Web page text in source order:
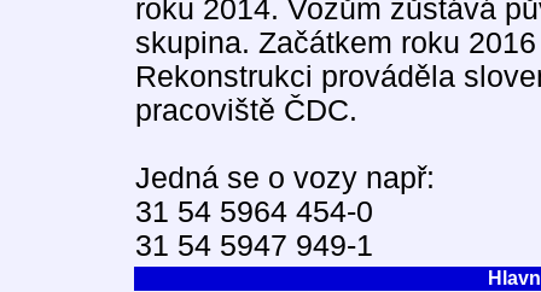
roku 2014. Vozům zůstává
skupina. Začátkem roku
Rekonstrukci prováděla
pracoviště ČDC.
Jedná se o vozy např:
31 54 5964 454-0
31 54 5947 949-1